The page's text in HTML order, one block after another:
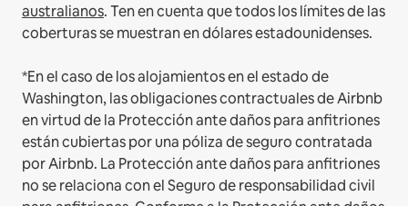
australianos. Ten en cuenta que todos los límites de las
coberturas se muestran en dólares estadounidenses.
*En el caso de los alojamientos en el estado de
Washington, las obligaciones contractuales de Airbnb
en virtud de la Protección ante daños para anfitriones
están cubiertas por una póliza de seguro contratada
por Airbnb. La Protección ante daños para anfitriones
no se relaciona con el Seguro de responsabilidad civil